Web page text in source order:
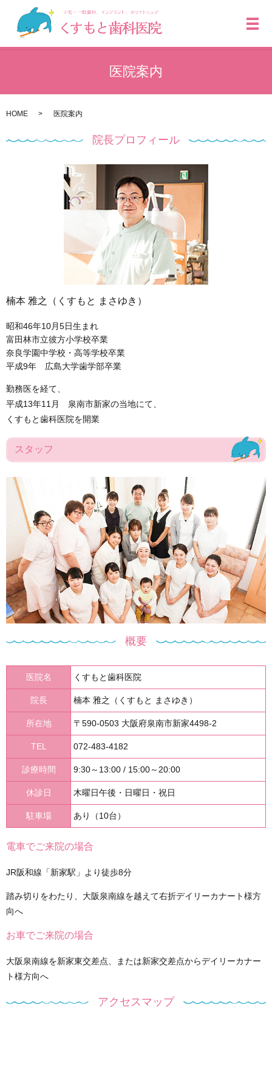
メ
医院案内
HOME 医院案内
院長プロフィール
楠本 雅之（くすもと まさゆき）
昭和46年10月5日生まれ
富田林市立彼方小学校卒業
奈良学園中学校・高等学校卒業
平成9年 広島大学歯学部卒業
勤務医を経て、
平成13年11月 泉南市新家の当地にて、
くすもと歯科医院を開業
スタッフ
概要
医院名 くすもと歯科医院
院長 楠本 雅之（くすもと まさゆき）
所在地 〒590-0503 大阪府泉南市新家4498-2
TEL 072-483-4182
診療時間 9:30～13:00 / 15:00～20:00
休診日 木曜日午後・日曜日・祝日
駐車場 あり（10台）
電車でご来院の場合
JR阪和線「新家駅」より徒歩8分
踏み切りをわたり、大阪泉南線を越えて右折デイリーカナート様方
向へ
お車でご来院の場合
大阪泉南線を新家東交差点、 または新家交差点からデイリーカナー
ト様方向へ
アクセスマップ